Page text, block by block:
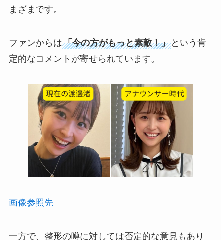
まざまです。
ファンからは「今の方がもっと素敵！」という肯
定的なコメントが寄せられています。
画像参照先
一方で、整形の噂に対しては否定的な意見もあり